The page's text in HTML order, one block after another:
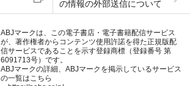
の情報の外部送信について
ABJマークは、この電子書店・電子書籍配信サービス
が、著作権者からコンテンツ使用許諾を得た正規版配
信サービスであることを示す登録商標（登録番号 第
6091713号）です。
ABJマークの詳細、ABJマークを掲示しているサービス
の一覧はこちら